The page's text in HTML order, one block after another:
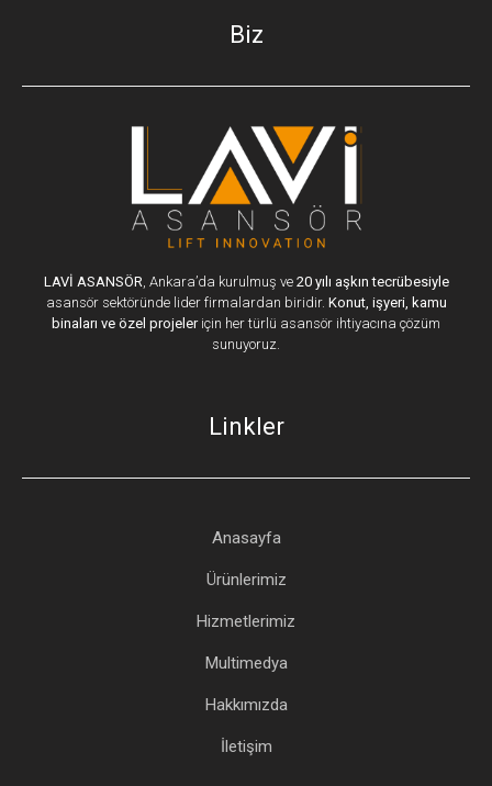
Biz
LAVİ ASANSÖR, Ankara’da kurulmuş ve 20 yılı aşkın tecrübesiyle
asansör sektöründe lider firmalardan biridir. Konut, işyeri, kamu
binaları ve özel projeleriçin her türlü asansör ihtiyacına çözüm
sunuyoruz.
Linkler
Anasayfa
Ürünlerimiz
Hizmetlerimiz
Multimedya
Hakkımızda
İletişim